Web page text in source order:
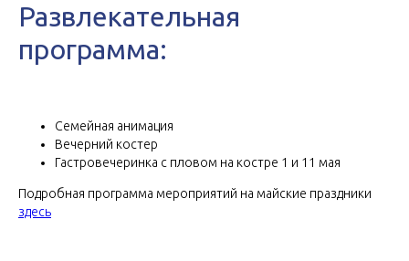
Развлекательная
программа:
Семейная анимация
Вечерний костер
Гастровечеринка с пловом на костре 1 и 11 мая
Подробная программа мероприятий на майские праздники
здесь